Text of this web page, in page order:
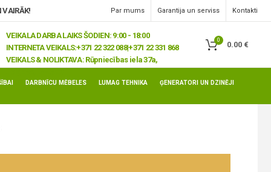
VAIRĀK! Par mums Garantija un serviss Kontakti
VEIKALA DARBA LAIKS ŠODIEN: 9:00 - 18:00
INTERNETA VEIKALS:+371 22 322 088|+371 22 331 868
VEIKALS & NOLIKTAVA: Rūpniecības iela 37a,
0
0.00 €
DARBNĪCU MĒBELES LUMAG TEHNIKA ĢENERATORI UN DZINĒJI